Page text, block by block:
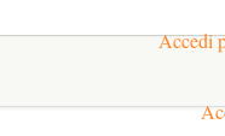
Accedi